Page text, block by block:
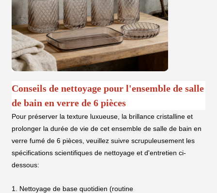
Conseils de nettoyage pour l'ensemble de salle
de bain en verre de 6 pièces
Pour préserver la texture luxueuse, la brillance cristalline et
prolonger la durée de vie de cet ensemble de salle de bain en
verre fumé de 6 pièces, veuillez suivre scrupuleusement les
spécifications scientifiques de nettoyage et d'entretien ci-
dessous:
1. Nettoyage de base quotidien (routine